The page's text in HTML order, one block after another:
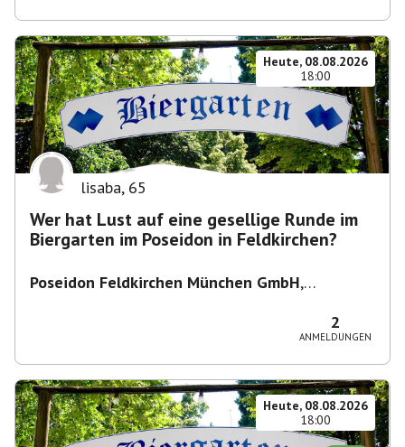
Heute, 08.08.2026
18:00
lisaba, 65
Wer hat Lust auf eine gesellige Runde im
Biergarten im Poseidon in Feldkirchen?
Poseidon Feldkirchen München GmbH,
2
ANMELDUNGEN
Heute, 08.08.2026
18:00